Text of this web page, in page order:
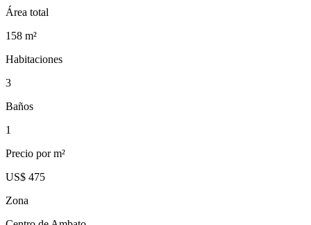
Área total
158 m²
Habitaciones
3
Baños
1
Precio por m²
US$ 475
Zona